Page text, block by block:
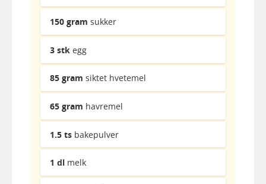
150 gram sukker
3 stk egg
85 gram siktet hvetemel
65 gram havremel
1.5 ts bakepulver
1 dl melk